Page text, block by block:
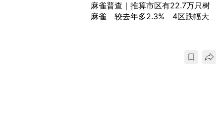
麻雀普查｜推算市区有22.7万只树
麻雀 较去年多2.3% 4区跌幅大